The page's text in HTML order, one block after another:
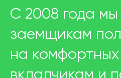
С 2008 года
заемщикам
на комфортных
вкладчикам и